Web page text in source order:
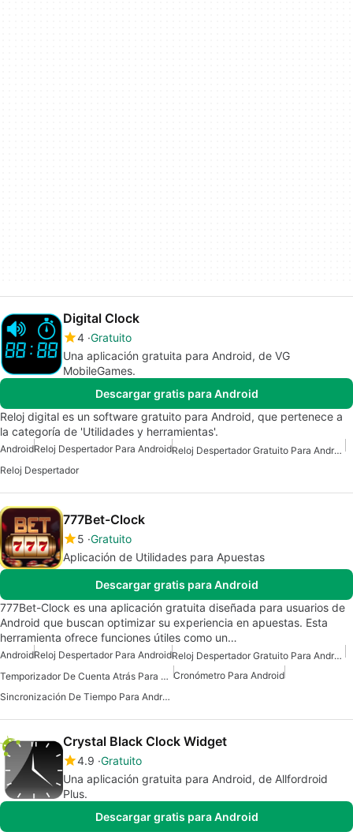
Digital Clock
4 Gratuito
Una aplicación gratuita para Android, de VG
MobileGames.
Descargar gratis para Android
Reloj digital es un software gratuito para Android, que pertenece a
la categoría de 'Utilidades y herramientas'.
AndroidReloj Despertador Para Android
Reloj Despertador Gratuito Para Android
Reloj Despertador
777Bet-Clock
5 Gratuito
Aplicación de Utilidades para Apuestas
Descargar gratis para Android
777Bet-Clock es una aplicación gratuita diseñada para usuarios de
Android que buscan optimizar su experiencia en apuestas. Esta
herramienta ofrece funciones útiles como un…
AndroidReloj Despertador Para Android
Reloj Despertador Gratuito Para Android
Temporizador De Cuenta Atrás Para Android Cronómetro Para Android
Sincronización De Tiempo Para Android
Crystal Black Clock Widget
4.9 Gratuito
Una aplicación gratuita para Android, de Allfordroid
Plus.
Descargar gratis para Android